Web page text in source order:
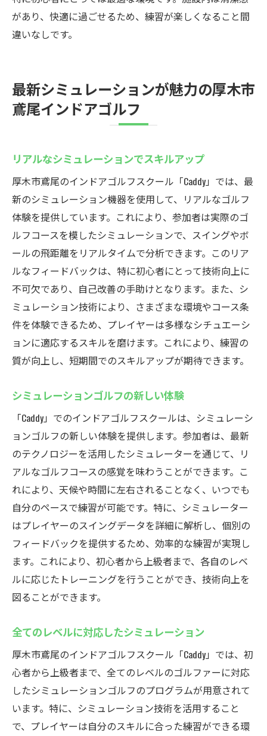
があり、快適に過ごせるため、練習が楽しくなること間
違いなしです。
最新シミュレーションが魅力の厚木市
鳶尾インドアゴルフ
リアルなシミュレーションでスキルアップ
厚木市鳶尾のインドアゴルフスクール「Caddy」では、最
新のシミュレーション機器を使用して、リアルなゴルフ
体験を提供しています。これにより、参加者は実際のゴ
ルフコースを模したシミュレーションで、スイングやボ
ールの飛距離をリアルタイムで分析できます。このリア
ルなフィードバックは、特に初心者にとって技術向上に
不可欠であり、自己改善の手助けとなります。また、シ
ミュレーション技術により、さまざまな環境やコース条
件を体験できるため、プレイヤーは多様なシチュエーシ
ョンに適応するスキルを磨けます。これにより、練習の
質が向上し、短期間でのスキルアップが期待できます。
シミュレーションゴルフの新しい体験
「Caddy」でのインドアゴルフスクールは、シミュレーシ
ョンゴルフの新しい体験を提供します。参加者は、最新
のテクノロジーを活用したシミュレーターを通じて、リ
アルなゴルフコースの感覚を味わうことができます。こ
れにより、天候や時間に左右されることなく、いつでも
自分のペースで練習が可能です。特に、シミュレーター
はプレイヤーのスイングデータを詳細に解析し、個別の
フィードバックを提供するため、効率的な練習が実現し
ます。これにより、初心者から上級者まで、各自のレベ
ルに応じたトレーニングを行うことができ、技術向上を
図ることができます。
全てのレベルに対応したシミュレーション
厚木市鳶尾のインドアゴルフスクール「Caddy」では、初
心者から上級者まで、全てのレベルのゴルファーに対応
したシミュレーションゴルフのプログラムが用意されて
います。特に、シミュレーション技術を活用すること
で、プレイヤーは自分のスキルに合った練習ができる環